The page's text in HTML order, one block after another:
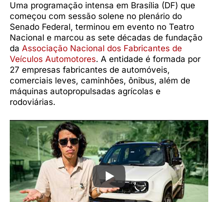
Uma programação intensa em Brasília (DF) que
começou com sessão solene no plenário do
Senado Federal, terminou em evento no Teatro
Nacional e marcou as sete décadas de fundação
da Associação Nacional dos Fabricantes de
Veículos Automotores. A entidade é formada por
27 empresas fabricantes de automóveis,
comerciais leves, caminhões, ônibus, além de
máquinas autopropulsadas agrícolas e
rodoviárias.